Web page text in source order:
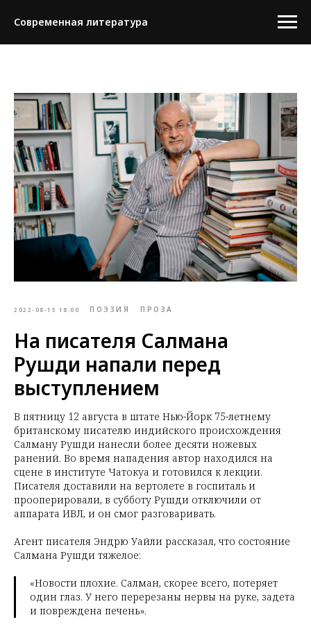
Современная литература
2022-08-15 18:00 ПОЭЗИЯ ПРОЗА
На писателя Салмана
Рушди напали перед
выступлением
В пятницу 12 августа в штате Нью-Йорк 75-летнему
британскому писателю индийского происхождения
Салману Рушди нанесли более десяти ножевых
ранений. Во время нападения автор находился на
сцене в институте Чатокуа и готовился к лекции.
Писателя доставили на вертолете в госпиталь и
прооперировали, в субботу Рушди отключили от
аппарата ИВЛ, и он смог разговаривать.
Агент писателя Эндрю Уайли рассказал, что состояние
Салмана Рушди тяжелое:
«Новости плохие. Салман, скорее всего, потеряет
один глаз. У него перерезаны нервы на руке, задета
и повреждена печень».